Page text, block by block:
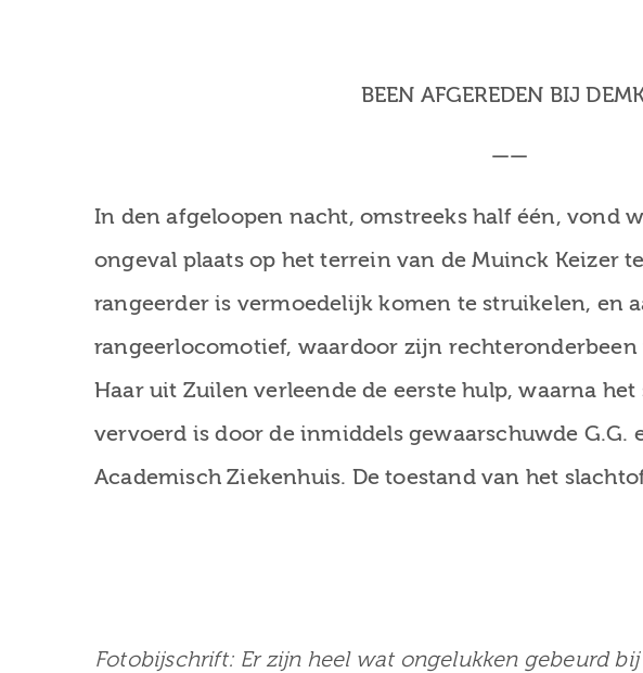
BEEN AFGEREDEN BIJ
——
In den afgeloopen nacht, omstreeks half één, vond
ongeval plaats op het terrein van de Muinck Keizer
rangeerder is vermoedelijk komen te struikelen, en
rangeerlocomotief, waardoor zijn rechteronderbeen
Haar uit Zuilen verleende de eerste hulp, waarna
vervoerd is door de inmiddels gewaarschuwde G.G.
Academisch Ziekenhuis. De toestand van het
Fotobijschrift: Er zijn heel wat ongelukken gebeurd